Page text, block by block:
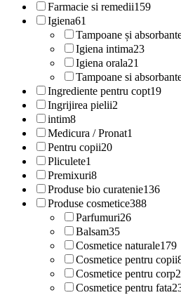
Farmacie si remedii159
Igiena61
Tampoane și
Igiena intima23
Igiena orala21
Tampoane si
Ingrediente pentru copt19
Ingrijirea pielii2
intim8
Medicura / Pronat1
Pentru copii20
Pliculete1
Premixuri8
Produse bio curatenie136
Produse cosmetice388
Parfumuri26
Balsam35
Cosmetice naturale179
Cosmetice pentru copii
Cosmetice pentru corp
Cosmetice pentru fata